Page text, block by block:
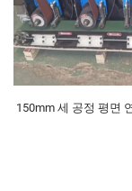
150mm 세 공정 평면